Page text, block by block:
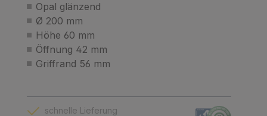
Opal glänzend
Ø 200 mm
Höhe 60 mm
Öffnung 42 mm
Griffrand 56 mm
schnelle Lieferung